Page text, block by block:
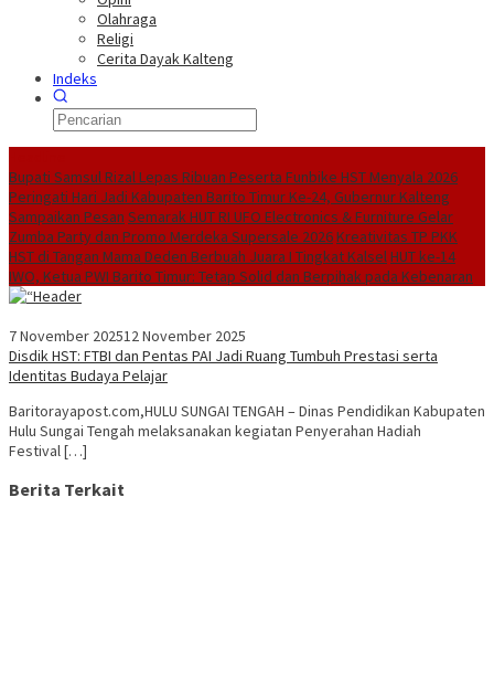
Olahraga
Religi
Cerita Dayak Kalteng
Indeks
Bupati Samsul Rizal Lepas Ribuan Peserta Funbike HST Menyala 2026
Peringati Hari Jadi Kabupaten Barito Timur Ke-24, Gubernur Kalteng
Sampaikan Pesan Semarak HUT RI UFO Electronics & Furniture Gelar
Zumba Party dan Promo Merdeka Supersale 2026Kreativitas TP PKK
HST di Tangan Mama Deden Berbuah Juara I Tingkat KalselHUT ke-14
IWO, Ketua PWI Barito Timur: Tetap Solid dan Berpihak pada Kebenaran
7 November 202512 November 2025
Disdik HST: FTBI dan Pentas PAI Jadi Ruang Tumbuh Prestasi serta
Identitas Budaya Pelajar
Baritorayapost.com,HULU SUNGAI TENGAH – Dinas Pendidikan Kabupaten
Hulu Sungai Tengah melaksanakan kegiatan Penyerahan Hadiah
Festival […]
Berita Terkait